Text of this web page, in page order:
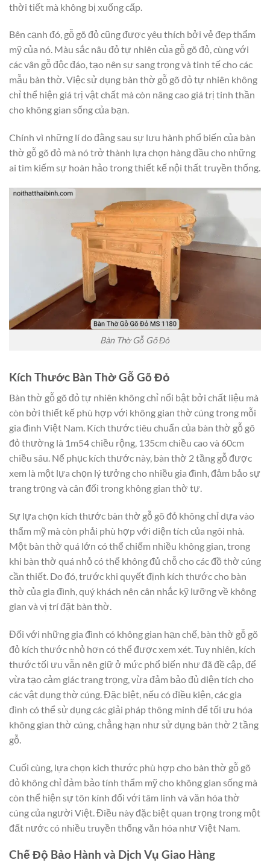
thời tiết mà không bị xuống cấp.
Bên cạnh đó, gỗ gõ đỏ cũng được yêu thích bởi vẻ đẹp thẩm
mỹ của nó. Màu sắc nâu đỏ tự nhiên của gỗ gõ đỏ, cùng với
các vân gỗ độc đáo, tạo nên sự sang trọng và tinh tế cho các
mẫu bàn thờ. Việc sử dụng bàn thờ gỗ gõ đỏ tự nhiên không
chỉ thể hiện giá trị vật chất mà còn nâng cao giá trị tinh thần
cho không gian sống của bạn.
Chính vì những lí do đằng sau sự lưu hành phổ biến của bàn
thờ gỗ gõ đỏ mà nó trở thành lựa chọn hàng đầu cho những
ai tìm kiếm sự hoàn hảo trong thiết kế nội thất truyền thống.
Bàn Thờ Gỗ Gõ Đỏ
Kích Thước Bàn Thờ Gỗ Gõ Đỏ
Bàn thờ gỗ gõ đỏ tự nhiên không chỉ nổi bật bởi chất liệu mà
còn bởi thiết kế phù hợp với không gian thờ cúng trong mỗi
gia đình Việt Nam. Kích thước tiêu chuẩn của bàn thờ gỗ gõ
đỏ thường là 1m54 chiều rộng, 135cm chiều cao và 60cm
chiều sâu. Nể phục kích thước này, bàn thờ 2 tầng gỗ được
xem là một lựa chọn lý tưởng cho nhiều gia đình, đảm bảo sự
trang trọng và cân đối trong không gian thờ tự.
Sự lựa chọn kích thước bàn thờ gỗ gõ đỏ không chỉ dựa vào
thẩm mỹ mà còn phải phù hợp với diện tích của ngôi nhà.
Một bàn thờ quá lớn có thể chiếm nhiều không gian, trong
khi bàn thờ quá nhỏ có thể không đủ chỗ cho các đồ thờ cúng
cần thiết. Do đó, trước khi quyết định kích thước cho bàn
thờ của gia đình, quý khách nên cân nhắc kỹ lưỡng về không
gian và vị trí đặt bàn thờ.
Đối với những gia đình có không gian hạn chế, bàn thờ gỗ gõ
đỏ kích thước nhỏ hơn có thể được xem xét. Tuy nhiên, kích
thước tối ưu vẫn nên giữ ở mức phổ biến như đã đề cập, để
vừa tạo cảm giác trang trọng, vừa đảm bảo đủ diện tích cho
các vật dụng thờ cúng. Đặc biệt, nếu có điều kiện, các gia
đình có thể sử dụng các giải pháp thông minh để tối ưu hóa
không gian thờ cúng, chẳng hạn như sử dụng bàn thờ 2 tầng
gỗ.
Cuối cùng, lựa chọn kich thước phù hợp cho bàn thờ gỗ gõ
đỏ không chỉ đảm bảo tính thẩm mỹ cho không gian sống mà
còn thể hiện sự tôn kính đối với tâm linh và văn hóa thờ
cúng của người Việt. Điều này đặc biệt quan trọng trong một
đất nước có nhiều truyền thống văn hóa như Việt Nam.
Chế Độ Bảo Hành và Dịch Vụ Giao Hàng